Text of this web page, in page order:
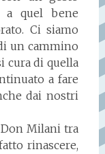
a quel bene
Ci siamo
un cammino
cura di quella
a fare
dai nostri
Milani tra
rinascere,